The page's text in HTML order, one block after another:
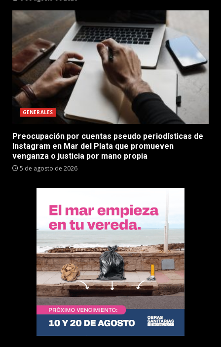
GENERALES
Preocupación por cuentas pseudo periodísticas de
Instagram en Mar del Plata que promueven
venganza o justicia por mano propia
5 de agosto de 2026